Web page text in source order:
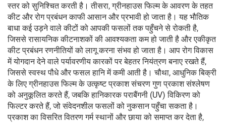
स्तर को सुनिश्चित करती है। तीसरा, ग्रीनहाउस फिल्म के आवरण के तहत
कीट और रोग प्रबंधन काफी आसान और प्रभावी हो जाता है। यह भौतिक
बाधा कई उड़ने वाले कीटों को आपकी फसलों तक पहुँचने से रोकती है,
जिससे रासायनिक कीटनाशकों की आवश्यकता कम हो जाती है और एकीकृत
कीट प्रबंधन रणनीतियों को लागू करना संभव हो जाता है। आप रोग विकास
में योगदान देने वाले पर्यावरणीय कारकों पर बेहतर नियंत्रण बनाए रखते हैं,
जिससे स्वस्थ पौधे और फसल हानि में कमी आती है। चौथा, आधुनिक बिक्री
के लिए ग्रीनहाउस फिल्म के उत्कृष्ट प्रकाश संचरण गुण प्रकाश संश्लेषण
को अनुकूलित करते हैं, जबकि हानिकारक पराबैंगनी (UV) विकिरण को
फिल्टर करते हैं, जो संवेदनशील फसलों को नुकसान पहुँचा सकता है।
प्रकाश का विसरित वितरण गर्म स्थानों और छाया को समाप्त कर देता है,